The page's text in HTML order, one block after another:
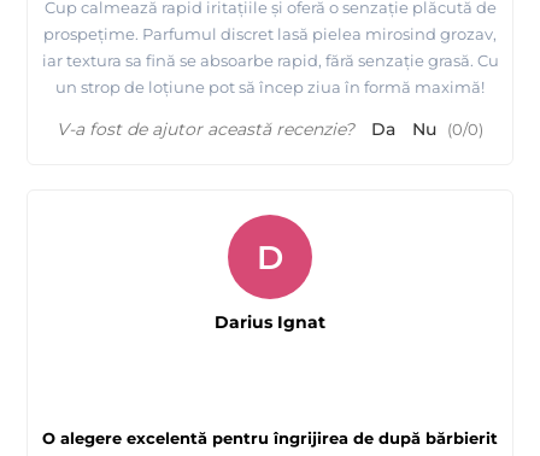
Cup calmează rapid iritațiile și oferă o senzație plăcută de
prospețime. Parfumul discret lasă pielea mirosind grozav,
iar textura sa fină se absoarbe rapid, fără senzație grasă. Cu
un strop de loțiune pot să încep ziua în formă maximă!
V-a fost de ajutor această recenzie? Da Nu (0/0)
O alegere excelentă pentru îngrijirea de după bărbierit
D
Darius Ignat